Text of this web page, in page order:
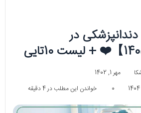
در
مهر 1, 1402
0 خواندن این مطلب در 4 دقیقه